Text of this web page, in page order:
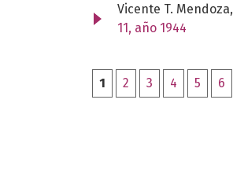
Vicente T. Mendoza,
11, año 1944
1 2 3 4 5 6